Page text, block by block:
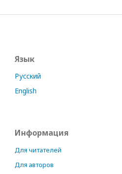
Язык
Русский
English
Информация
Для читателей
Для авторов